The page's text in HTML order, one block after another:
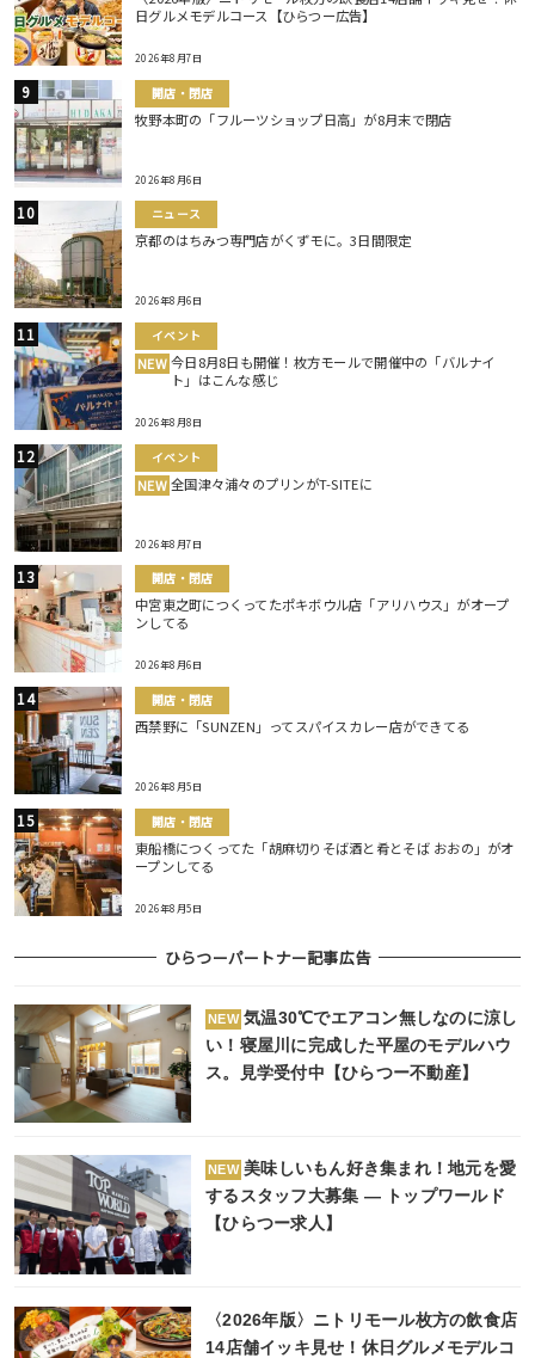
日グルメモデルコース【ひらつー広告】
2026年8月7日
開店・閉店
牧野本町の「フルーツショップ日高」が8月末で閉店
2026年8月6日
ニュース
京都のはちみつ専門店がくずモに。3日間限定
2026年8月6日
イベント
NEW 今日8月8日も開催！枚方モールで開催中の「バルナイ
ト」はこんな感じ
2026年8月8日
イベント
NEW 全国津々浦々のプリンがT-SITEに
2026年8月7日
開店・閉店
中宮東之町につくってたポキボウル店「アリハウス」がオープ
ンしてる
2026年8月6日
開店・閉店
西禁野に「SUNZEN」ってスパイスカレー店ができてる
2026年8月5日
開店・閉店
東船橋につくってた「胡麻切りそば酒と肴とそば おおの」がオ
ープンしてる
2026年8月5日
ひらつーパートナー記事広告
NEW 気温30℃でエアコン無しなのに涼し
い！寝屋川に完成した平屋のモデルハウ
ス。見学受付中【ひらつー不動産】
NEW 美味しいもん好き集まれ！地元を愛
するスタッフ大募集 ― トップワールド
【ひらつー求人】
〈2026年版〉ニトリモール枚方の飲食店
14店舗イッキ見せ！休日グルメモデルコ